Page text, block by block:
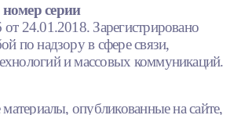
серии
24.01.2018. Зарегистрировано
по надзору в сфере связи,
и массовых коммуникаций.
опубликованные на сайте,